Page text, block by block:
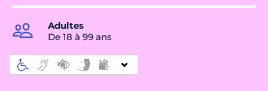
Adultes
De 18 à 99 ans